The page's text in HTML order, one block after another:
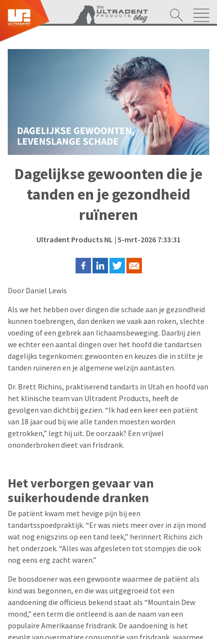
Dagelijkse gewoonten die je
tanden en je gezondheid
ruïneren
Ultradent Products NL | 5-mrt-2026 7:33:31
Door Daniel Lewis
Als we het hebben over dingen die schade aan je gezondheid
kunnen toebrengen, dan denken we vaak aan roken, slechte
voeding of een gebrek aan lichaamsbeweging. Daarbij zien
we echter een aantal dingen over het hoofd die tandartsen
dagelijks tegenkomen: gewoonten en keuzes die in stilte je
tanden ruïneren en je algemene welzijn aantasten.
Dr. Brett Richins, praktiserend tandarts in Utah en hoofd van
het klinische team van Ultradent Products, heeft de
gevolgen van dichtbij gezien. “Ik had een keer een patiënt
van 18 jaar oud bij wie alle tanden moesten worden
getrokken,” legt hij uit. De oorzaak? Een vrijwel
ononderbroken dieet van frisdrank.
Het verborgen gevaar van
suikerhoudende dranken
De patiënt kwam met hevige pijn bij een
tandartsspoedpraktijk. “Er was niets meer over in zijn mond
wat nog enigszins op een tand leek,” herinnert Richins zich
het onderzoek. “Alles was afgesleten tot stompjes die ook
nog eens erg zacht waren.”
De boosdoener was een gewoonte waarmee de patiënt als
kind was begonnen, en die was uitgegroeid tot een
aandoening die officieus bekend staat als “Mountain Dew
mond,” een term die ontleend is aan de naam van een
populaire Amerikaanse frisdrank. De aandoening is het